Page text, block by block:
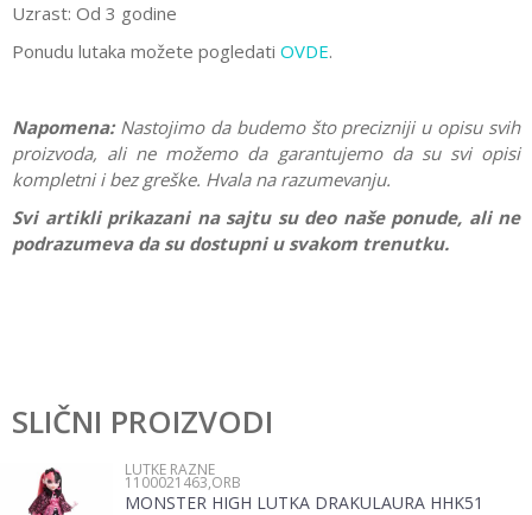
Uzrast: Od 3 godine
Ponudu lutaka možete pogledati OVDE.
Napomena: Nastojimo da budemo što precizniji u opisu svih
proizvoda, ali ne možemo da garantujemo da su svi opisi
kompletni i bez greške. Hvala na razumevanju.
Svi artikli prikazani na sajtu su deo naše ponude, ali ne
podrazumeva da su dostupni u svakom trenutku.
Brend
Ime/Nadimak
Email
SLIČNI PROIZVODI
LUTKE RAZNE
1100021463,ORB
MONSTER HIGH LUTKA DRAKULAURA HHK51